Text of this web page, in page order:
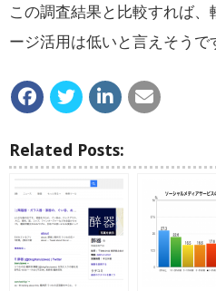
この調査結果と比較すれば
ージ活用は低いと言えそうで
Related Posts: